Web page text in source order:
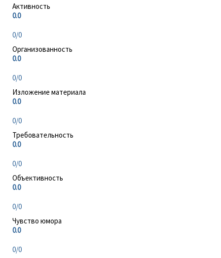
Активность
0.0
0/0
Организованность
0.0
0/0
Изложение материала
0.0
0/0
Требовательность
0.0
0/0
Объективность
0.0
0/0
Чувство юмора
0.0
0/0